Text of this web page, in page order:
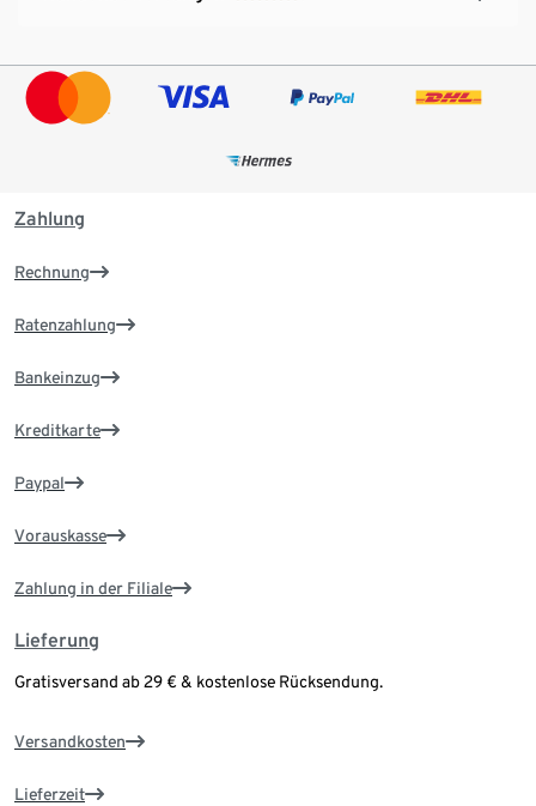
Zahlung
Rechnung
Ratenzahlung
Bankeinzug
Kreditkarte
Paypal
Vorauskasse
Zahlung in der Filiale
Lieferung
Gratisversand ab 29 € & kostenlose Rücksendung.
Versandkosten
Lieferzeit